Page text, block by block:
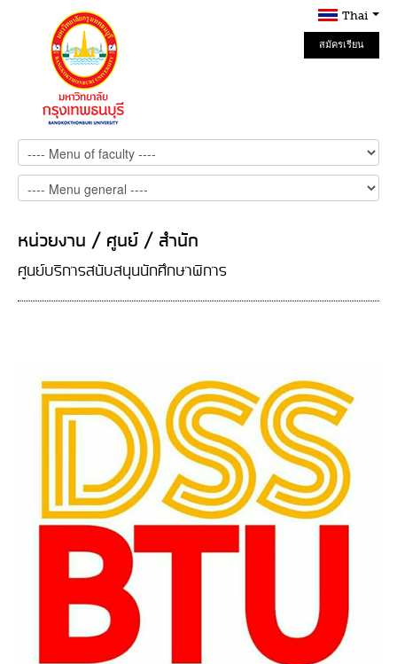
Thai
สมัครเรียน
Online
หน่วยงาน / ศูนย์ / สำนัก
ศูนย์บริการสนับสนุนนักศึกษาพิการ